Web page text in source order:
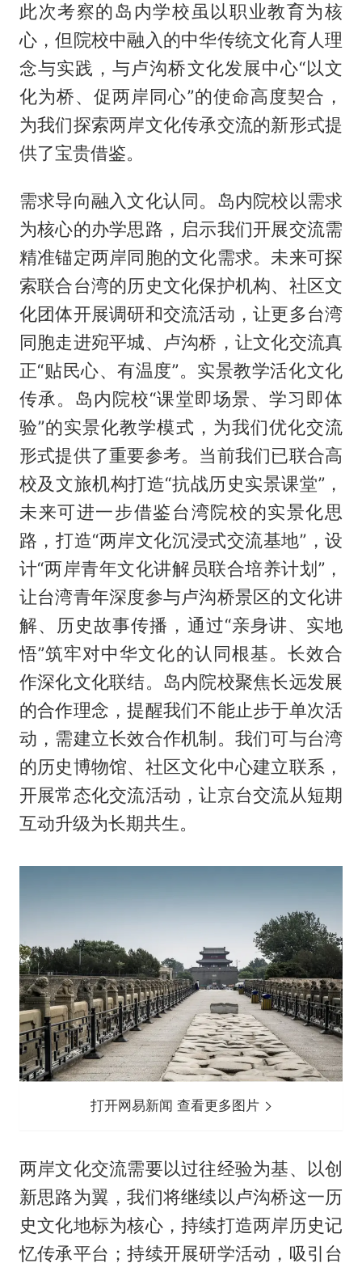
此次考察的岛内学校虽以职业教育为核
心，但院校中融入的中华传统文化育人理
念与实践，与卢沟桥文化发展中心“以文
化为桥、促两岸同心”的使命高度契合，
为我们探索两岸文化传承交流的新形式提
供了宝贵借鉴。
需求导向融入文化认同。岛内院校以需求
为核心的办学思路，启示我们开展交流需
精准锚定两岸同胞的文化需求。未来可探
索联合台湾的历史文化保护机构、社区文
化团体开展调研和交流活动，让更多台湾
同胞走进宛平城、卢沟桥，让文化交流真
正“贴民心、有温度”。实景教学活化文化
传承。岛内院校“课堂即场景、学习即体
验”的实景化教学模式，为我们优化交流
形式提供了重要参考。当前我们已联合高
校及文旅机构打造“抗战历史实景课堂”，
未来可进一步借鉴台湾院校的实景化思
路，打造“两岸文化沉浸式交流基地”，设
计“两岸青年文化讲解员联合培养计划”，
让台湾青年深度参与卢沟桥景区的文化讲
解、历史故事传播，通过“亲身讲、实地
悟”筑牢对中华文化的认同根基。长效合
作深化文化联结。岛内院校聚焦长远发展
的合作理念，提醒我们不能止步于单次活
动，需建立长效合作机制。我们可与台湾
的历史博物馆、社区文化中心建立联系，
开展常态化交流活动，让京台交流从短期
互动升级为长期共生。
打开网易新闻 查看更多图片
两岸文化交流需要以过往经验为基、以创
新思路为翼，我们将继续以卢沟桥这一历
史文化地标为核心，持续打造两岸历史记
忆传承平台；持续开展研学活动，吸引台